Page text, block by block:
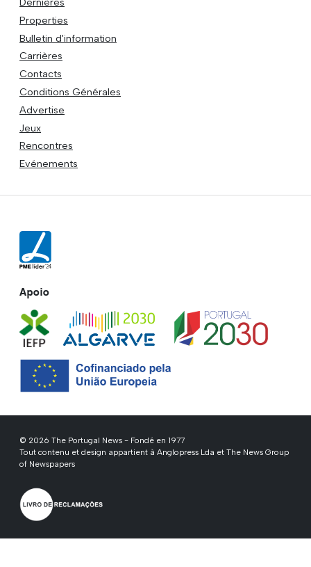
Properties
Bulletin d'information
Carrières
Contacts
Conditions Générales
Advertise
Jeux
Rencontres
Evénements
Apoio
© 2026 The Portugal News - Fondé en 1977
Tout contenu et design appartient à Anglopress Lda et The News Group
of Newspapers